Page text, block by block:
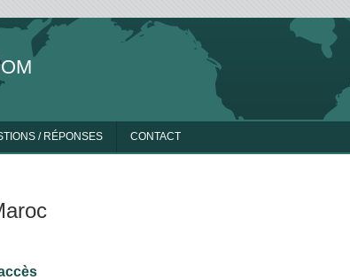
/ RÉPONSES CONTACT